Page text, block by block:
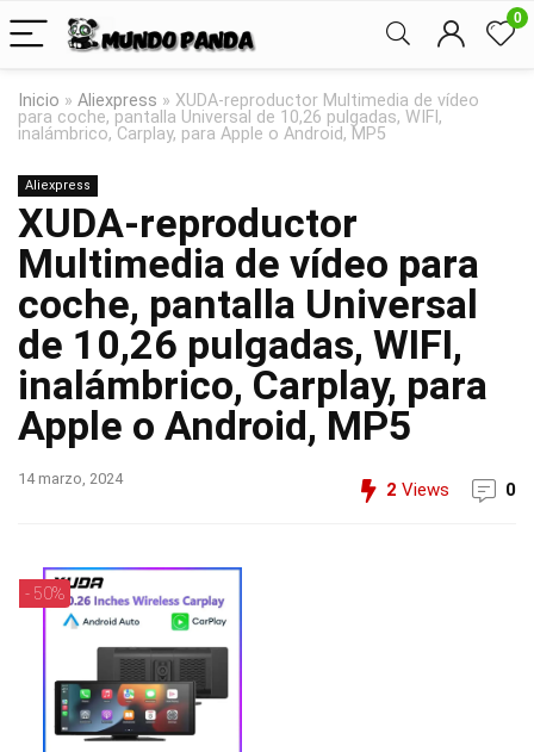
0
Inicio » Aliexpress » XUDA-reproductor Multimedia de vídeo
para coche, pantalla Universal de 10,26 pulgadas, WIFI,
inalámbrico, Carplay, para Apple o Android, MP5
Aliexpress
XUDA-reproductor
Multimedia de vídeo para
coche, pantalla Universal
de 10,26 pulgadas, WIFI,
inalámbrico, Carplay, para
Apple o Android, MP5
14 marzo, 2024
2 Views 0
- 50%